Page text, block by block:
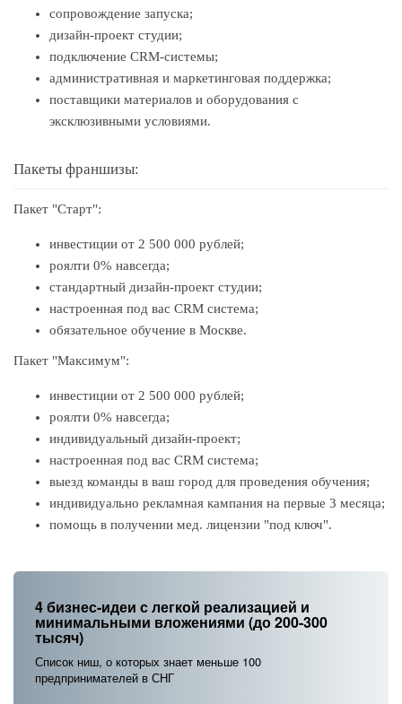
сопровождение запуска;
дизайн-проект студии;
подключение CRM-системы;
административная и маркетинговая поддержка;
поставщики материалов и оборудования с
эксклюзивными условиями.
Пакеты франшизы:
Пакет "Старт":
инвестиции от 2 500 000 рублей;
роялти 0% навсегда;
стандартный дизайн-проект студии;
настроенная под вас CRM система;
обязательное обучение в Москве.
Пакет "Максимум":
инвестиции от 2 500 000 рублей;
роялти 0% навсегда;
индивидуальный дизайн-проект;
настроенная под вас CRM система;
выезд команды в ваш город для проведения обучения;
индивидуально рекламная кампания на первые 3 месяца;
помощь в получении мед. лицензии "под ключ".
4 бизнес-идеи с легкой реализацией и
минимальными вложениями (до 200-300
тысяч)
Список ниш, о которых знает меньше 100
предпринимателей в СНГ